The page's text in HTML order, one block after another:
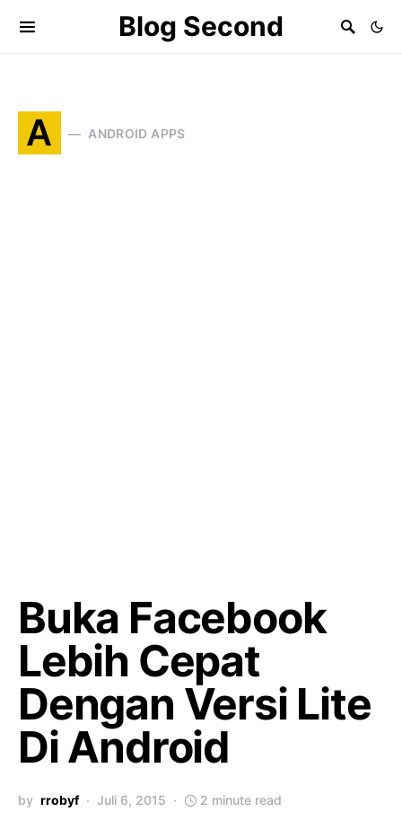
Blog Second
A ANDROID APPS
Buka Facebook
Lebih Cepat
Dengan Versi Lite
Di Android
by rrobyf Juli 6, 2015 2 minute read